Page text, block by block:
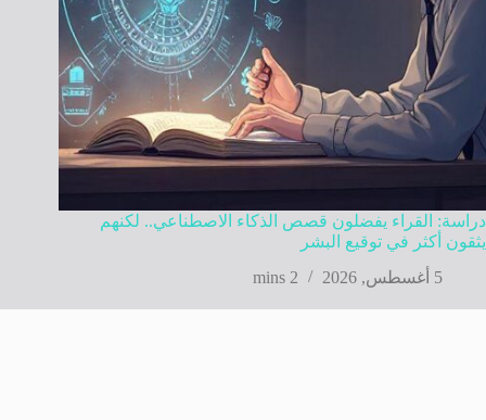
دراسة: القراء يفضلون قصص الذكاء الاصطناعي.. لكنهم
يثقون أكثر في توقيع البشر
5 أغسطس, 2026
2 mins